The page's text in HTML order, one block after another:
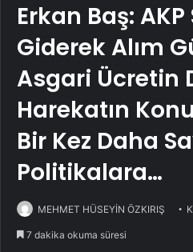
Erkan Baş:
Giderek Alım
Asgari Ücretin
Harekatın
Bir Kez Daha
Politikalara…
MEHMET HÜSEYİN ÖZKIRIŞ
7 dakika okuma süresi